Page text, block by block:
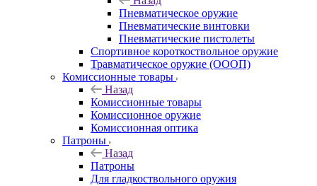
Пневматическое оружие
Пневматические винтовки
Пневматические пистолеты
Спортивное короткоствольное оружие
Травматическое оружие (ОООП)
Комиссионные товары
Назад
Комиссионные товары
Комиссионное оружие
Комиссионная оптика
Патроны
Назад
Патроны
Для гладкоствольного оружия